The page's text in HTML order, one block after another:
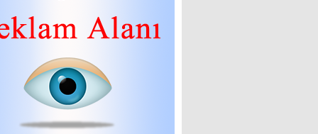
26/07/2022
Sibel Atam
“18 Mart Çanakkale
Zaferi” Denildiğinde Ne
Anlıyoruz?
Aleyna Gürsoy